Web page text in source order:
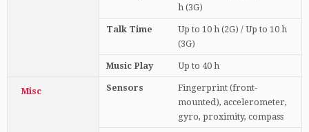
h (3G)
Talk Time
Up to 10 h (2G) / Up to 10 h
(3G)
Music Play Up to 40 h
Misc Sensors
Fingerprint (front-
mounted), accelerometer,
gyro, proximity, compass